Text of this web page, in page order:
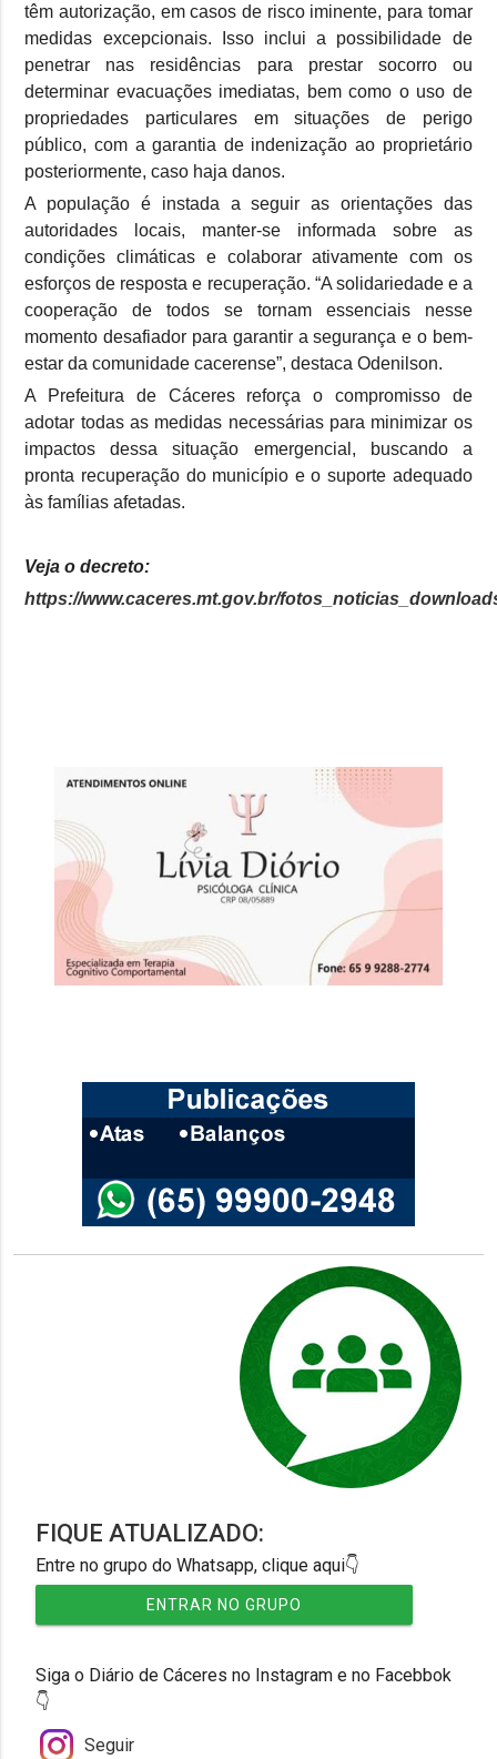
têm autorização, em casos de risco iminente, para tomar
medidas excepcionais. Isso inclui a possibilidade de
penetrar nas residências para prestar socorro ou
determinar evacuações imediatas, bem como o uso de
propriedades particulares em situações de perigo
público, com a garantia de indenização ao proprietário
posteriormente, caso haja danos.
A população é instada a seguir as orientações das
autoridades locais, manter-se informada sobre as
condições climáticas e colaborar ativamente com os
esforços de resposta e recuperação. “A solidariedade e a
cooperação de todos se tornam essenciais nesse
momento desafiador para garantir a segurança e o bem-
estar da comunidade cacerense”, destaca Odenilson.
A Prefeitura de Cáceres reforça o compromisso de
adotar todas as medidas necessárias para minimizar os
impactos dessa situação emergencial, buscando a
pronta recuperação do município e o suporte adequado
às famílias afetadas.
Veja o decreto:
https://www.caceres.mt.gov.br/
FIQUE ATUALIZADO:
Entre no grupo do Whatsapp, clique aqui👇
ENTRAR NO GRUPO
Siga o Diário de Cáceres no Instagram e no Facebbok
👇
Seguir